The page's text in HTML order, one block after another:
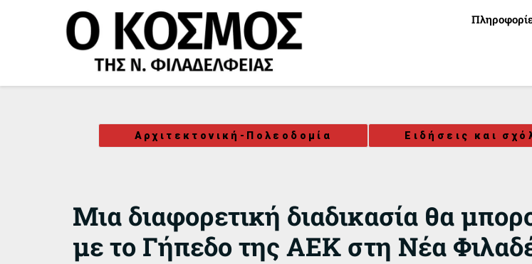
Αρχιτεκτονική-Πολεοδομία Ειδήσεις και
Μια διαφορετική διαδικασία θα
με το Γήπεδο της ΑΕΚ στη Νέα